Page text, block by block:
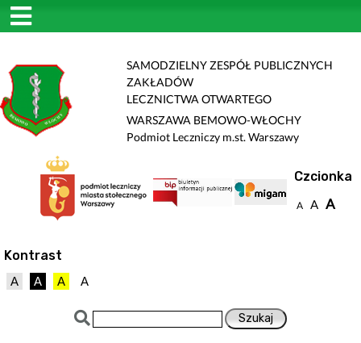
SAMODZIELNY ZESPÓŁ PUBLICZNYCH
ZAKŁADÓW
LECZNICTWA OTWARTEGO
WARSZAWA BEMOWO-WŁOCHY
Podmiot Leczniczy m.st. Warszawy
Czcionka
A A A
Kontrast
A A A A